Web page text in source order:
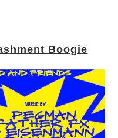
Boogie